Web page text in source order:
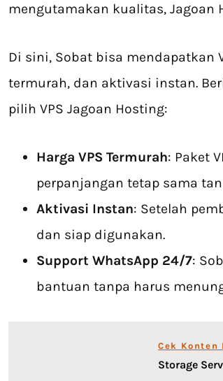
mengutamakan kualitas, Jagoan
Di sini, Sobat bisa mendapatkan
termurah, dan aktivasi instan.
pilih VPS Jagoan Hosting:
Harga VPS Termurah: Paket
perpanjangan tetap sama
Aktivasi Instan: Setelah
dan siap digunakan.
Support WhatsApp 24/7:
bantuan tanpa harus
Cek Konten
Storage